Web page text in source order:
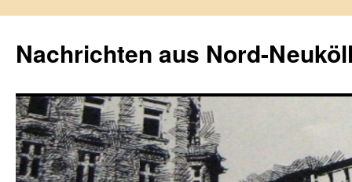
springen
Nachrichten aus Nord-